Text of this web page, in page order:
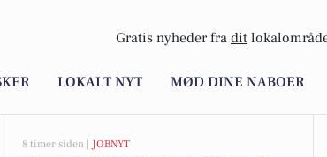
Gratis nyheder fra dit
LOKALT NYT MØD DINE NABOER
8 timer siden | JOBNYT